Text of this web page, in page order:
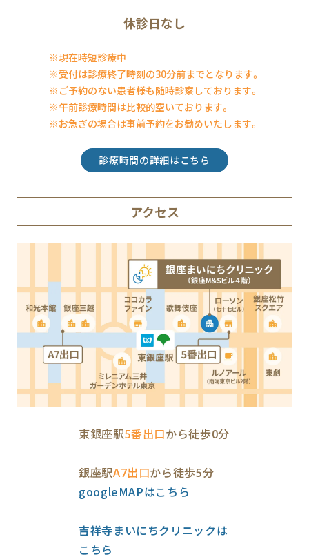
休診日なし
※現在時短診療中
※受付は診療終了時刻の30分前までとなります。
※ご予約のない患者様も随時診察しております。
※午前診療時間は比較的空いております。
※お急ぎの場合は事前予約をお勧めいたします。
アクセス
東銀座駅5番出口から徒歩0分
銀座駅A7出口から徒歩5分
googleMAPはこちら
吉祥寺まいにちクリニックは
こちら
診療時間の詳細はこちら